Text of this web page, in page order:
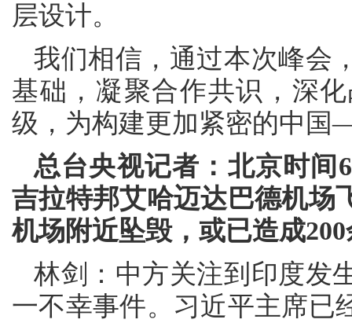
层设计。
我们相信，通过本次峰会
基础，凝聚合作共识，深
级，为构建更加紧密的中国
总台央视记者：北京时间
吉拉特邦艾哈迈达巴德机场
机场附近坠毁，或已造成
林剑：中方关注到印度发
一不幸事件。习近平主席已